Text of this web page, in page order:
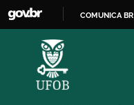
COMUNICA BR